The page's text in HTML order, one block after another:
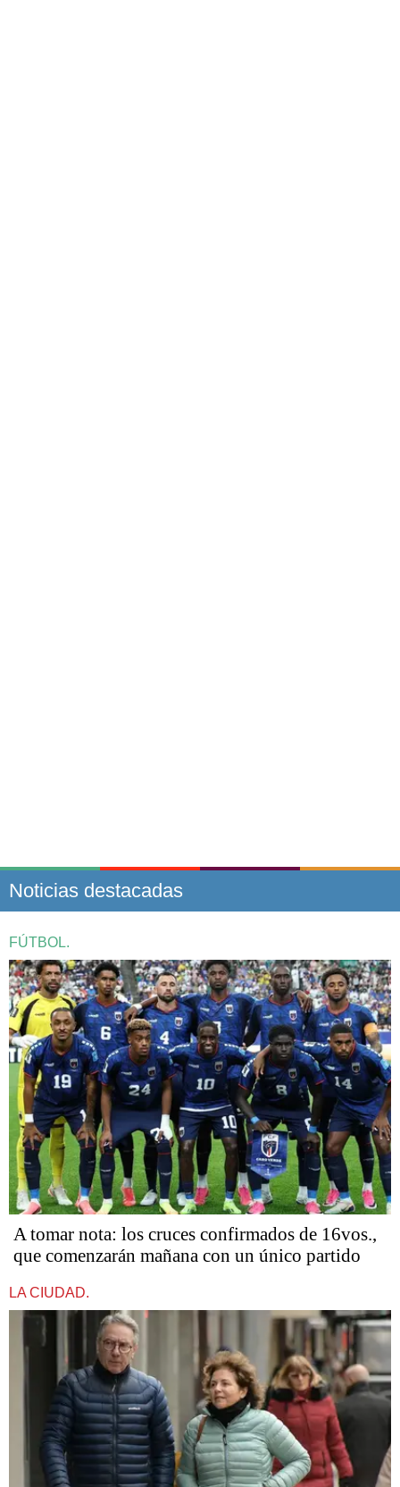
Noticias destacadas
FÚTBOL.
A tomar nota: los cruces confirmados de 16vos.,
que comenzarán mañana con un único partido
LA CIUDAD.